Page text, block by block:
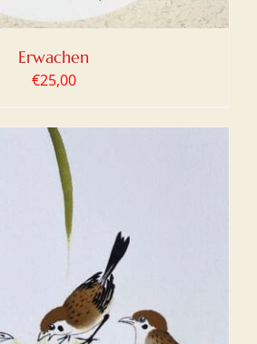
Erwachen
€25,00